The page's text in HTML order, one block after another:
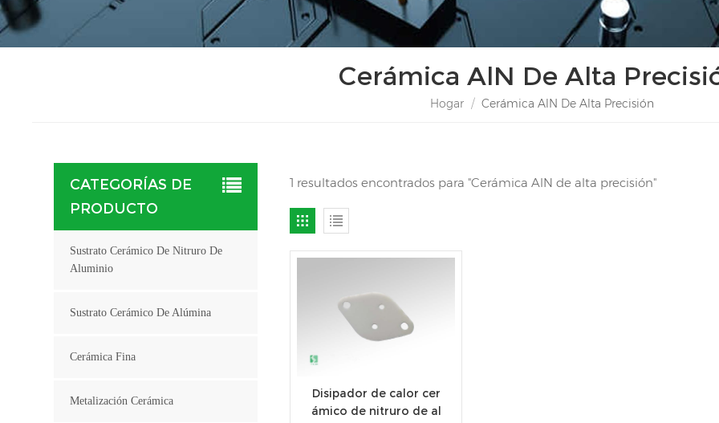
Cerámica AlN De Alta
Hogar / Cerámica AlN De Alta Precisión
1 resultados encontrados para "Cerámica AlN de alta precisión"
Disipador de calor cer
ámico de nitruro de al
CATEGORÍAS DE
PRODUCTO
Sustrato Cerámico De Nitruro De
Aluminio
Sustrato Cerámico De Alúmina
Cerámica Fina
Metalización Cerámica